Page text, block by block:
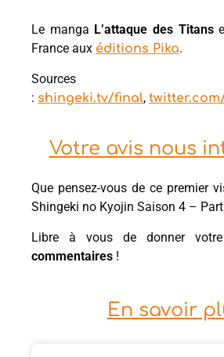
Le manga L’attaque des Titans
France aux éditions Pika.
Sources
: shingeki.tv/final,
Votre avis nous
Que pensez-vous de ce premier
Shingeki no Kyojin Saison 4 –
Libre à vous de donner
commentaires !
En savoir